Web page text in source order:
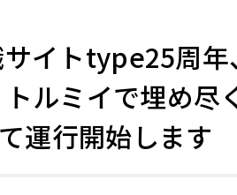
サイトtype25周
ルミイで埋め
運行開始します